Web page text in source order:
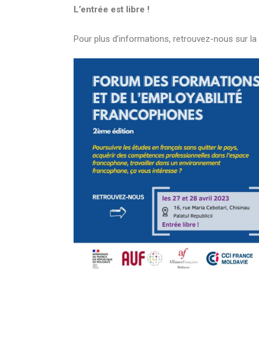
L’entrée est libre !
Pour plus d’informations, retrouvez-nous sur la